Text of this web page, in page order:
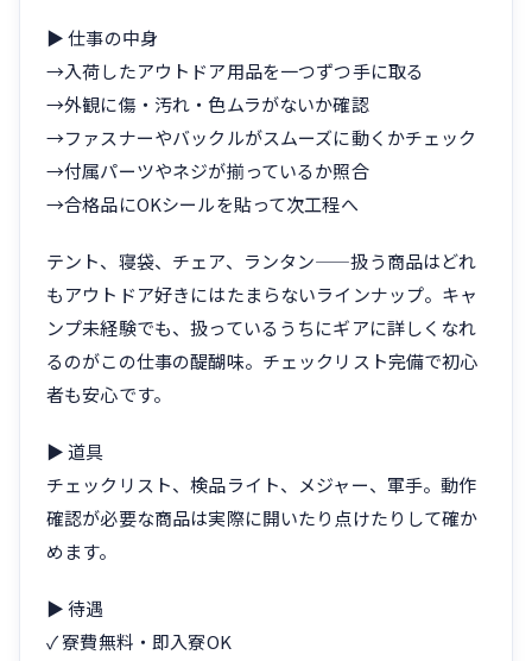
▶ 仕事の中身
→入荷したアウトドア用品を一つずつ手に取る
→外観に傷・汚れ・色ムラがないか確認
→ファスナーやバックルがスムーズに動くかチェック
→付属パーツやネジが揃っているか照合
→合格品にOKシールを貼って次工程へ
テント、寝袋、チェア、ランタン——扱う商品はどれ
もアウトドア好きにはたまらないラインナップ。キャ
ンプ未経験でも、扱っているうちにギアに詳しくなれ
るのがこの仕事の醍醐味。チェックリスト完備で初心
者も安心です。
▶ 道具
チェックリスト、検品ライト、メジャー、軍手。動作
確認が必要な商品は実際に開いたり点けたりして確か
めます。
▶ 待遇
✓ 寮費無料・即入寮OK